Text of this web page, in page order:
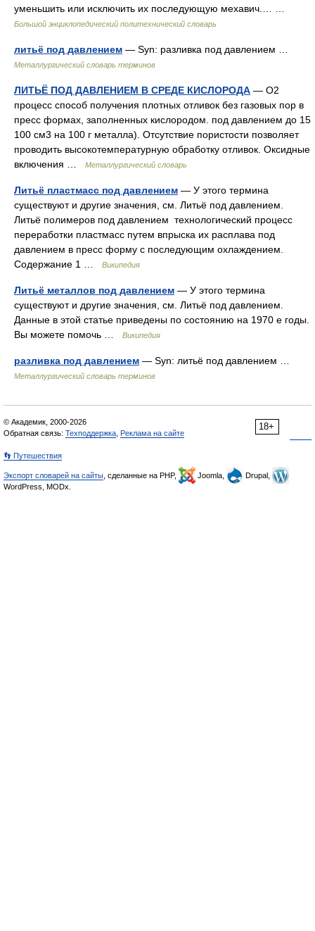
уменьшить или исключить их последующую мехавич.… …
Большой энциклопедический политехнический словарь
литьё под давлением — Syn: разливка под давлением …
Металлургический словарь терминов
ЛИТЬЁ ПОД ДАВЛЕНИЕМ В СРЕДЕ КИСЛОРОДА — O2
процесс способ получения плотных отливок без газовых пор в
пресс формах, заполненных кислородом. под давлением до 15
100 см3 на 100 г металла). Отсутствие пористости позволяет
проводить высокотемпературную обработку отливок. Оксидные
включения …
Металлургический словарь
Литьё пластмасс под давлением — У этого термина
существуют и другие значения, см. Литьё под давлением.
Литьё полимеров под давлением технологический процесс
переработки пластмасс путем впрыска их расплава под
давлением в пресс форму с последующим охлаждением.
Содержание 1 …
Википедия
Литьё металлов под давлением — У этого термина
существуют и другие значения, см. Литьё под давлением.
Данные в этой статье приведены по состоянию на 1970 е годы.
Вы можете помочь …
Википедия
разливка под давлением — Syn: литьё под давлением …
Металлургический словарь терминов
18+
© Академик, 2000-2026
Обратная связь: Техподдержка Реклама на сайте
👣 Путешествия
Экспорт словарей на сайты , сделанные на PHP, Joomla,
Drupal,
WordPress, MODx.